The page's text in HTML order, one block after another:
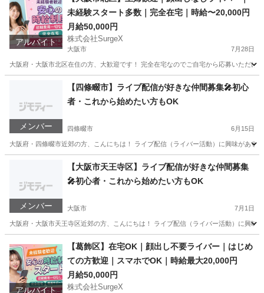
アルバイト
未経験スタート多数｜完全在宅｜時給〜20,000円
月給50,000円
株式会社SurgeX
大阪市 7月28日
大阪府・大阪市北区在住の方、大歓迎です！ 完全在宅なのでご自宅から応募いただ
その他 ライバー
メンバー
【四條畷市】ライブ配信が好きな仲間募集🎤初心
者・これから始めたい方もOK
四條畷市 6月15日
大阪府・四條畷市近郊の方、こんにちは！ ライブ配信（ライバー活動）に興味があ
その他 ライブ配信
メンバー
【大阪市天王寺区】ライブ配信が好きな仲間募集
🎤初心者・これから始めたい方もOK
大阪市 7月1日
大阪府・大阪市天王寺区近郊の方、こんにちは！ ライブ配信（ライバー活動）に興
その他 ライブ配信
アルバイト
【葛飾区】在宅OK｜顔出し不要ライバー｜はじめ
ての方歓迎｜スマホでOK｜時給最大20,000円
月給50,000円
株式会社SurgeX